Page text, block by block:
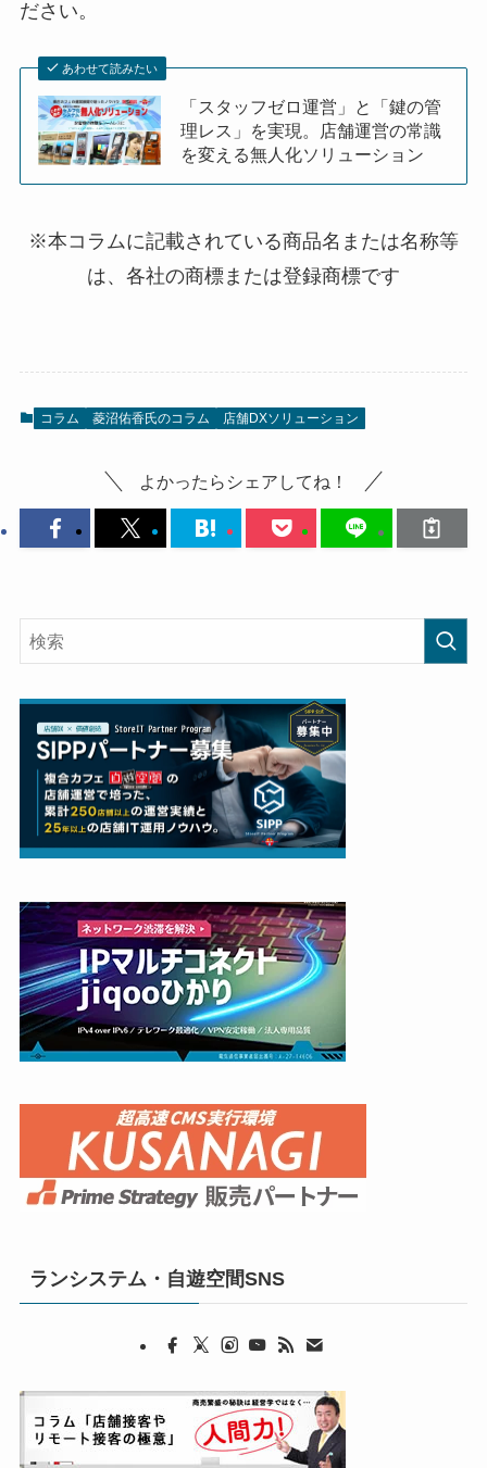
ださい。
あわせて読みたい
「スタッフゼロ運営」と「鍵の管
理レス」を実現。店舗運営の常識
を変える無人化ソリューション
※本コラムに記載されている商品名または名称等
は、各社の商標または登録商標です
コラム 菱沼佑香氏のコラム 店舗DXソリューション
よかったらシェアしてね！
ランシステム・自遊空間SNS